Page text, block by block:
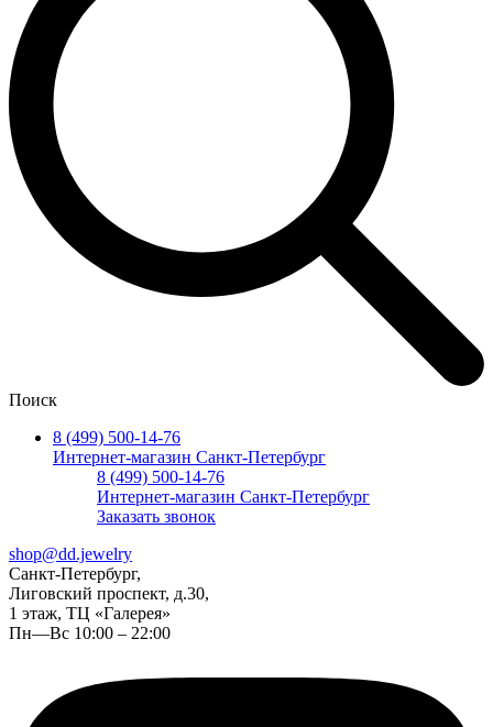
Поиск
8 (499) 500-14-76
Интернет-магазин Санкт-Петербург
8 (499) 500-14-76
Интернет-магазин Санкт-Петербург
Заказать звонок
shop@dd.jewelry
Санкт-Петербург,
Лиговский проспект, д.30,
1 этаж, ТЦ «Галерея»
Пн—Вс 10:00 – 22:00